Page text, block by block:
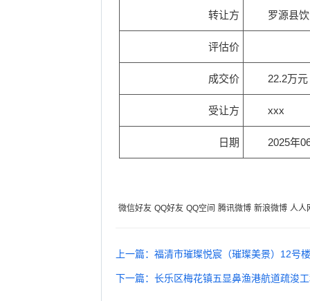
转让方 罗源县
评估价
成交价 22.2万元
受让方 xxx
日期 2025年
微信好友 QQ好友 QQ空间 腾讯微博 新浪微博 人人
上一篇：福清市璀璨悦宸（璀璨美景）12号
下一篇：长乐区梅花镇五显鼻渔港航道疏浚